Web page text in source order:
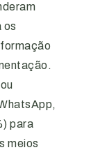
os
para
meios